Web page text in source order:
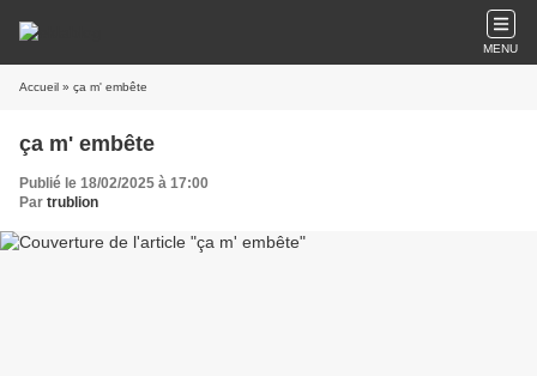
MENU
Accueil » ça m' embête
ça m' embête
Publié le 18/02/2025 à 17:00
Par trublion